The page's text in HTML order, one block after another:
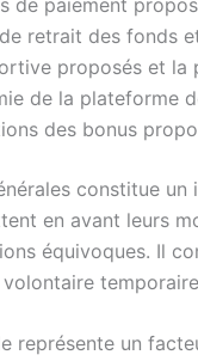
retrait des fonds
proposés et la
de la plateforme
des bonus
constitue
en avant leurs
équivoques. Il
représente un